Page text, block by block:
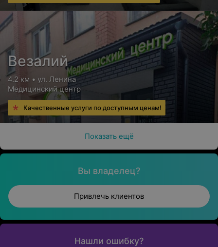
Везалий
4.2 км • ул. Ленина
Медицинский центр
Качественные услуги по доступным ценам!
Показать ещё
Вы владелец?
Привлечь клиентов
Нашли ошибку?